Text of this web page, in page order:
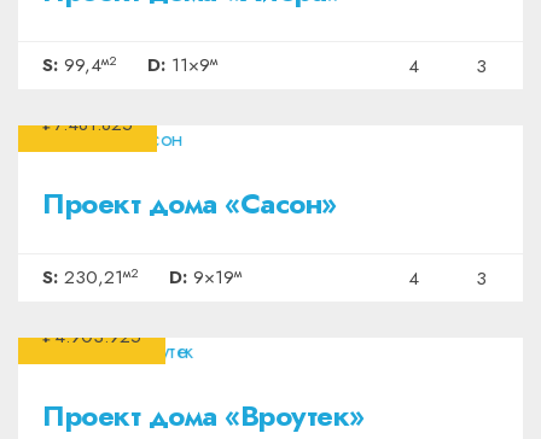
S: 99,4м2 D: 11×9м 4 3
₽7.481.825
Проект дома «Сасон»
S: 230,21м2 D: 9×19м 4 3
₽4.903.925
Проект дома «Вроутек»